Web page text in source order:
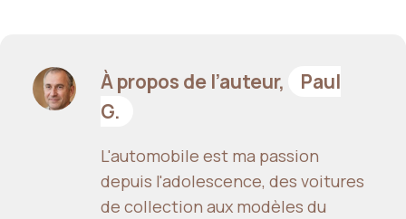
À propos de l’auteur,
Paul
G.
L'automobile est ma passion
depuis l'adolescence, des voitures
de collection aux modèles du